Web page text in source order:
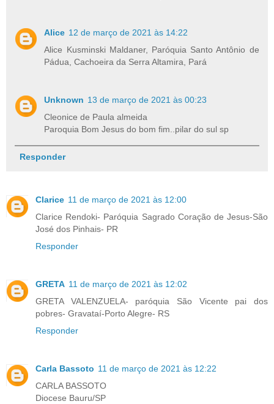
Alice 12 de março de 2021 às 14:22
Alice Kusminski Maldaner, Paróquia Santo Antônio de
Pádua, Cachoeira da Serra Altamira, Pará
Unknown 13 de março de 2021 às 00:23
Cleonice de Paula almeida
Paroquia Bom Jesus do bom fim..pilar do sul sp
Responder
Clarice 11 de março de 2021 às 12:00
Clarice Rendoki- Paróquia Sagrado Coração de Jesus-São
José dos Pinhais- PR
Responder
GRETA 11 de março de 2021 às 12:02
GRETA VALENZUELA- paróquia São Vicente pai dos
pobres- Gravataí-Porto Alegre- RS
Responder
Carla Bassoto 11 de março de 2021 às 12:22
CARLA BASSOTO
Diocese Bauru/SP